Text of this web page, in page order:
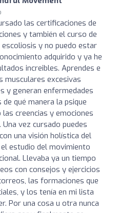
las certificaciones de
y también el curso de
y no puedo estar
adquirido y ya he
increibles. Aprendes e
musculares excesivas
y generan enfermedades
qué manera la psique
creencias y emociones
vez cursado puedes
una visión holística del
estudio del movimiento
Llevaba ya un tiempo
con consejos y ejercicios
las formaciones que
y los tenía en mi lista
Por una cosa u otra nunca